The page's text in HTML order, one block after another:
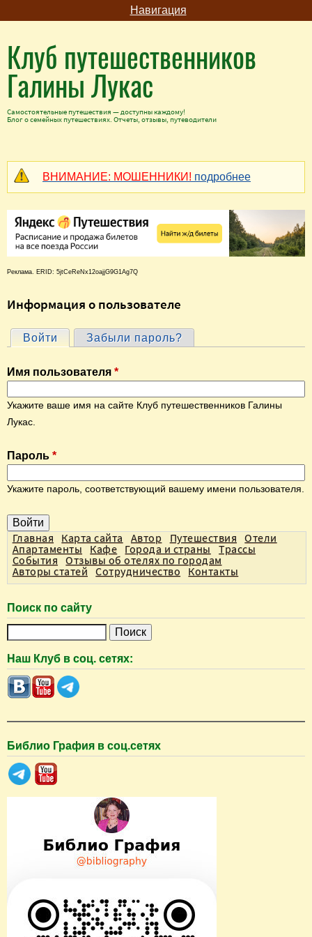
Навигация
Клуб путешественников
Галины Лукас
Самостоятельные путешествия — доступны каждому!
Блог о семейных путешествиях. Отчеты, отзывы, путеводители
ВНИМАНИЕ: МОШЕННИКИ! подробнее
Реклама. ERID: 5jtCeReNx12oajjG9G1Ag7Q
Информация о пользователе
Г
л
а
в
н
е
в
л
а
д
к
и
Войти (активная вкладка)
Забыли пароль?
Имя пользователя *
Укажите ваше имя на сайте Клуб путешественников Галины
Лукас.
Пароль *
Укажите пароль, соответствующий вашему имени пользователя.
Главная Карта сайта Автор Путешествия
Отели
Апартаменты
Кафе Города и страны
Трассы
События
Отзывы об отелях по городам
Авторы статей
Сотрудничество Контакты
Поиск по сайту
и
с
к
Наш Клуб в соц. сетях:
Библио Графия в соц.сетях